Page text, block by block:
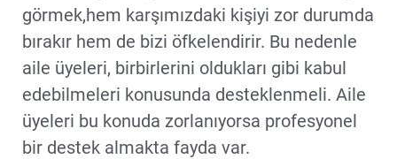
görmek,hem karşımızdaki kişiyi zor durumda
bırakır hem de bizi öfkelendirir. Bu nedenle
aile üyeleri, birbirlerini oldukları gibi kabul
edebilmeleri konusunda desteklenmeli. Aile
üyeleri bu konuda zorlanıyorsa profesyonel
bir destek almakta fayda var.